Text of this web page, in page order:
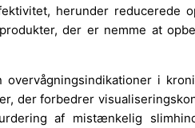
herunder reducerede
der er nemme at
i
der forbedrer
af mistænkelig